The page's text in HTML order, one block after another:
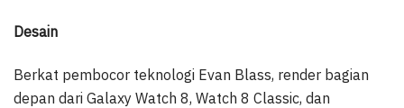
Desain
Berkat pembocor teknologi Evan Blass, render bagian
depan dari Galaxy Watch 8, Watch 8 Classic, dan